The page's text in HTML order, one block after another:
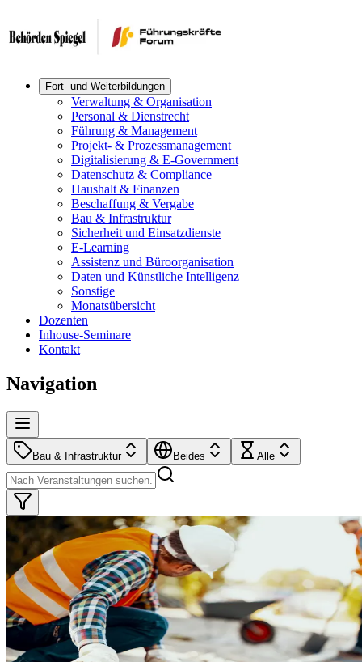
Fort- und Weiterbildungen
Verwaltung & Organisation
Personal & Dienstrecht
Führung & Management
Projekt- & Prozessmanagement
Digitalisierung & E-Government
Datenschutz & Compliance
Haushalt & Finanzen
Beschaffung & Vergabe
Bau & Infrastruktur
Sicherheit und Einsatzdienste
E-Learning
Assistenz und Büroorganisation
Daten und Künstliche Intelligenz
Sonstige
Monatsübersicht
Dozenten
Inhouse-Seminare
Kontakt
Navigation
Bau & Infrastruktur Beides Alle